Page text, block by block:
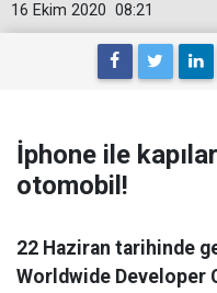
08:21
16 Ekim 2020
İphone ile
otomobil!
22 Haziran tarihinde
Worldwide Developer